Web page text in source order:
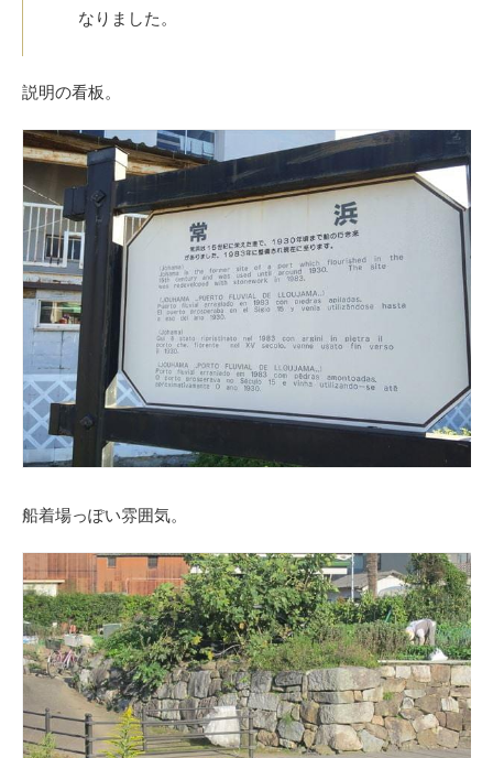
なりました。
説明の看板。
船着場っぽい雰囲気。